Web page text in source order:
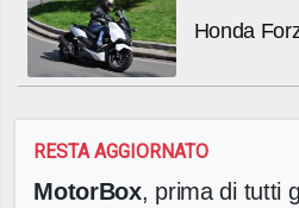
Honda
RESTA AGGIORNATO
MotorBox, prima di tutti